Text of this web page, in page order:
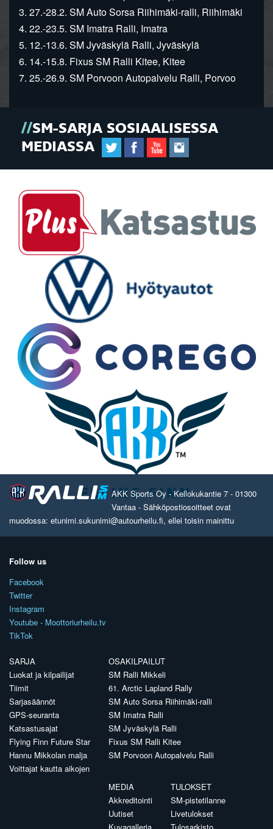
3. 27.-28.2. SM Auto Sorsa Riihimäki-ralli, Riihimäki
4. 22.-23.5. SM Imatra Ralli, Imatra
5. 12.-13.6. SM Jyväskylä Ralli, Jyväskylä
6. 14.-15.8. Fixus SM Ralli Kitee, Kitee
7. 25.-26.9. SM Porvoon Autopalvelu Ralli, Porvoo
SM-SARJA SOSIAALISESSA
MEDIASSA
AKK Sports Oy - Kellokukantie 7 - 01300
Vantaa - Sähköpostiosoitteet ovat
muodossa: etunimi.sukunimi@autourheilu.fi, ellei toisin mainittu
Follow us
Facebook
Twitter
Instagram
Youtube - Moottoriurheilu.tv
TikTok
SARJA
Luokat ja kilpailijat
Tiimit
Sarjasäännöt
GPS-seuranta
Katsastusajat
Flying Finn Future Star
Hannu Mikkolan malja
Voittajat kautta aikojen
OSAKILPAILUT
SM Ralli Mikkeli
61. Arctic Lapland Rally
SM Auto Sorsa Riihimäki-ralli
SM Imatra Ralli
SM Jyväskylä Ralli
Fixus SM Ralli Kitee
SM Porvoon Autopalvelu Ralli
MEDIA
Akkreditointi
Uutiset
TULOKSET
SM-pistetilanne
Livetulokset